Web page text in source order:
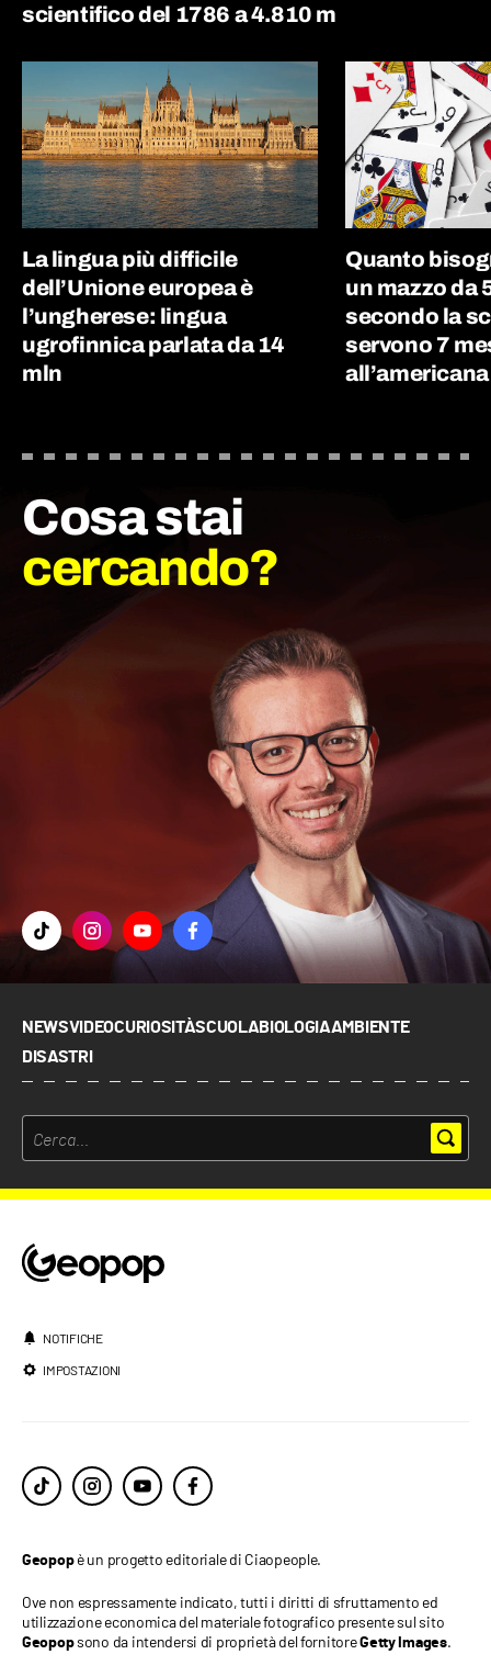
scientifico del 1786 a 4.810 m
La lingua più difficile
dell’Unione europea è
l’ungherese: lingua
ugrofinnica parlata da 14
mln
Quanto
un mazzo da
secondo la
servono 7
all’americana
Cosa stai
cercando?
NEWSVIDEOCURIOSITÀSCUOLABIOLOGIAAMBIENTE
DISASTRI
NOTIFICHE
IMPOSTAZIONI
Geopopè un progetto editoriale di Ciaopeople.
Ove non espressamente indicato, tutti i diritti di sfruttamento ed
utilizzazione economica del materiale fotografico presente sul sito
Geopopsono da intendersi di proprietà del fornitoreGetty Images.